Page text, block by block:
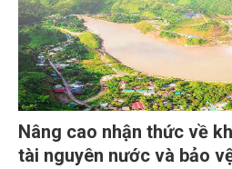
Nâng cao nhận thức về
tài nguyên nước và bảo